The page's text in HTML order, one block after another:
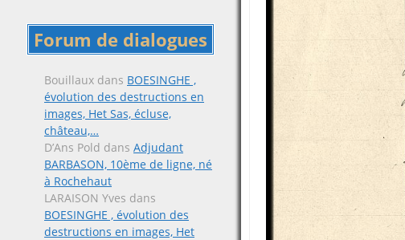
Forum de dialogues
Bouillaux dans BOESINGHE ,
évolution des destructions en
images, Het Sas, écluse,
château,…
D’Ans Pold dans Adjudant
BARBASON, 10ème de ligne, né
à Rochehaut
LARAISON Yves dans
BOESINGHE , évolution des
destructions en images, Het